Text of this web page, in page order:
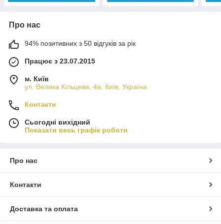
Про нас
94% позитивних з 50 відгуків за рік
Працює з 23.07.2015
м. Київ
ул. Велика Кільцева, 4а, Київ, Україна
Контакти
Сьогодні вихідний
Показати весь графік роботи
Про нас
Контакти
Доставка та оплата